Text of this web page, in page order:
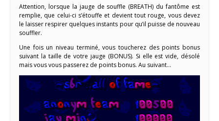
Attention, lorsque la jauge de souffle (BREATH) du fantôme est
remplie, que celui-ci s’étouffe et devient tout rouge, vous devez
le laisser respirer quelques instants pour qu’il puisse de nouveau
souffler.
Une fois un niveau terminé, vous toucherez des points bonus
suivant la taille de votre jauge (BONUS). Si elle est vide, désolé
mais vous vous passerez de points bonus. Au suivant…